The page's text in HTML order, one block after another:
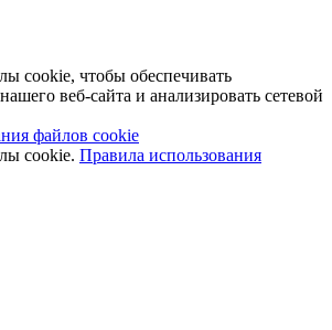
cookie, чтобы обеспечивать
веб-сайта и анализировать сетевой
файлов cookie
cookie. Правила использования